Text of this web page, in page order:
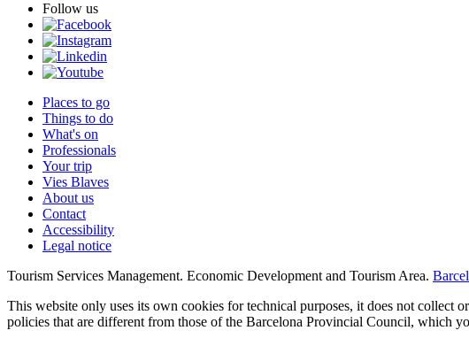
Follow us
Places to go
Things to do
What's on
Professionals
Your trip
Vies Blaves
About us
Contact
Accessibility
Legal notice
Tourism Services Management. Economic Development and Tourism Area.
This website only uses its own cookies for technical purposes, it does not
policies that are different from those of the Barcelona Provincial Council, which